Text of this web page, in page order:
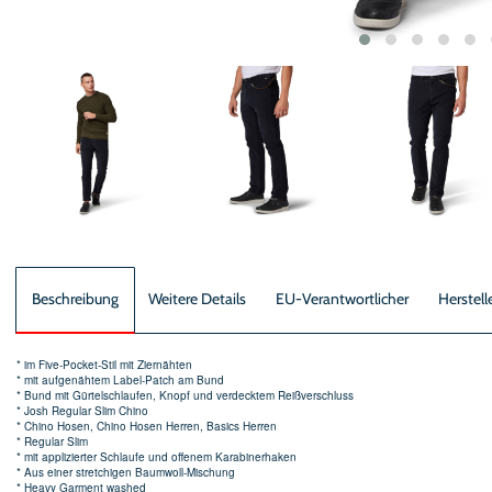
Beschreibung Weitere Details EU-Verantwortlicher
* im Five-Pocket-Stil mit Ziernähten
* mit aufgenähtem Label-Patch am Bund
* Bund mit Gürtelschlaufen, Knopf und verdecktem Reißverschluss
* Josh Regular Slim Chino
* Chino Hosen, Chino Hosen Herren, Basics Herren
* Regular Slim
* mit applizierter Schlaufe und offenem Karabinerhaken
* Aus einer stretchigen Baumwoll-Mischung
* Heavy Garment washed